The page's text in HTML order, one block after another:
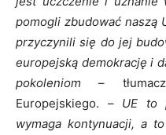
pomogli zbudować naszą
przyczynili się do jej
europejską demokrację i
pokoleniom–
Europejskiego. –UE to
wymaga kontynuacji, a